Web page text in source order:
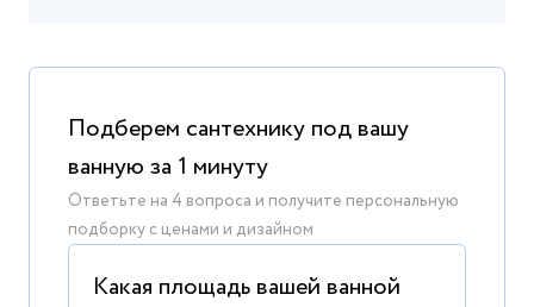
Подберем сантехнику под вашу
ванную за 1 минуту
Ответьте на 4 вопроса и получите персональную
подборку с ценами и дизайном
Какая площадь вашей ванной